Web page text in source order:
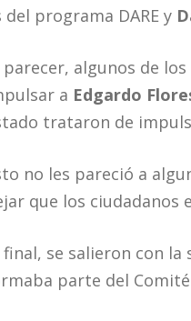
del programa DARE y
parecer, algunos de
a Edgardo
trataron de
no les pareció a
que los ciudadanos
final, se salieron con la
parte del